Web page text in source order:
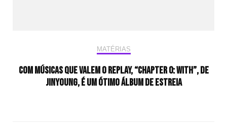
MATÉRIAS
COM MÚSICAS QUE VALEM O REPLAY, “CHAPTER 0: WITH”, DE
JINYOUNG, É UM ÓTIMO ÁLBUM DE ESTREIA